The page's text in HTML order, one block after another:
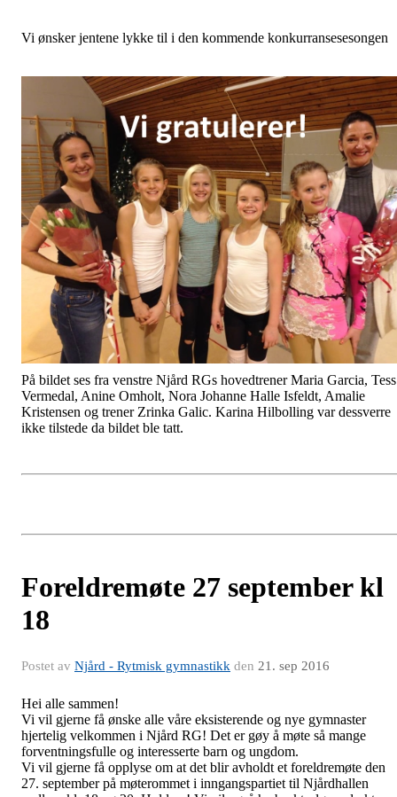
Vi ønsker jentene lykke til i den kommende konkurransesesongen
På bildet ses fra venstre Njård RGs hovedtrener Maria Garcia, Tess
Vermedal, Anine Omholt, Nora Johanne Halle Isfeldt, Amalie
Kristensen og trener Zrinka Galic. Karina Hilbolling var dessverre
ikke tilstede da bildet ble tatt.
Foreldremøte 27 september kl
18
Postet av Njård - Rytmisk gymnastikk den 21. sep 2016
Hei alle sammen!
Vi vil gjerne få ønske alle våre eksisterende og nye gymnaster
hjertelig velkommen i Njård RG! Det er gøy å møte så mange
forventningsfulle og interesserte barn og ungdom.
Vi vil gjerne få opplyse om at det blir avholdt et foreldremøte den
27. september på møterommet i inngangspartiet til Njårdhallen